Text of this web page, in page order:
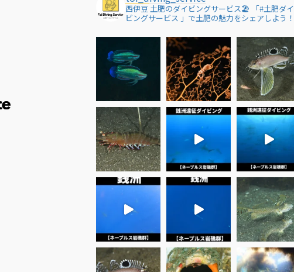
西伊豆 土肥のダイビングサービス🏖
「#土肥ダイ
ビングサービス 」で土肥の魅力をシェアしよう！